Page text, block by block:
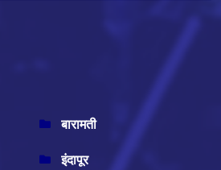
बारामती
इंदापूर